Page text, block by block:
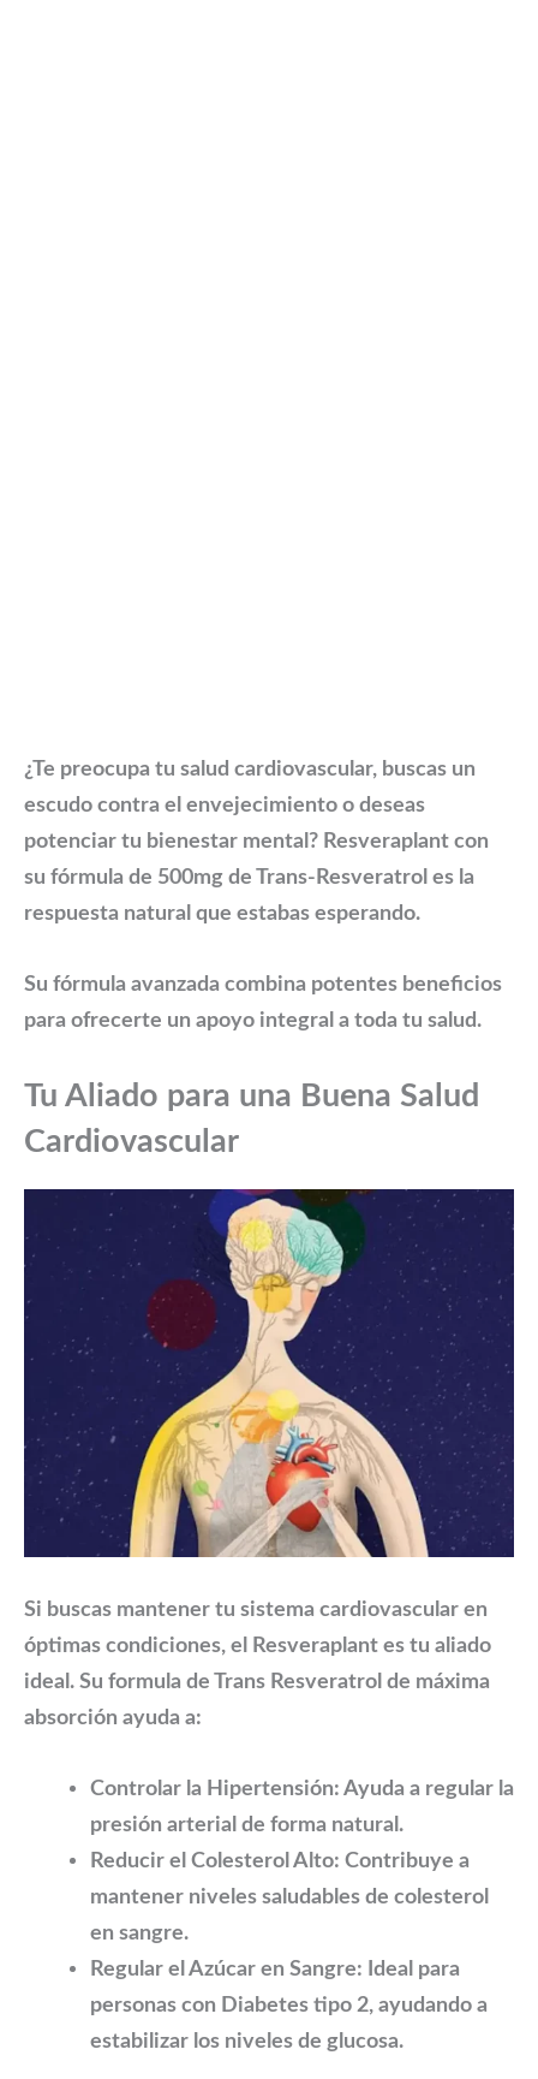
¿Te preocupa tu salud cardiovascular, buscas un
escudo contra el envejecimiento o deseas
potenciar tu bienestar mental? Resveraplant con
su fórmula de 500mg de Trans-Resveratrol es la
respuesta natural que estabas esperando.
Su fórmula avanzada combina potentes beneficios
para ofrecerte un apoyo integral a toda tu salud.
Tu Aliado para una Buena Salud
Cardiovascular
Si buscas mantener tu sistema cardiovascular en
óptimas condiciones, el
Resveraplant es tu aliado
ideal. Su formula de Trans Resveratrol de máxima
absorción ayuda a:
Controlar la Hipertensión: Ayuda a regular la
presión arterial de forma natural.
Reducir el Colesterol Alto: Contribuye a
mantener niveles saludables de colesterol
en sangre.
Regular el Azúcar en Sangre: Ideal para
personas con Diabetes tipo 2, ayudando a
estabilizar los niveles de glucosa.